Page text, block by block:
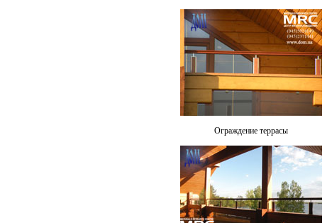
Ограждение террасы